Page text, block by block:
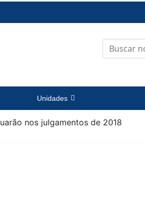
Unidades
nos julgamentos de 2018